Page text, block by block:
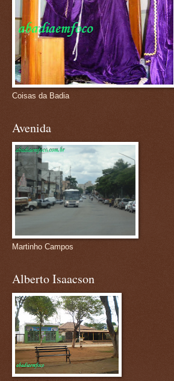
Coisas da Badia
Avenida
Martinho Campos
Alberto Isaacson